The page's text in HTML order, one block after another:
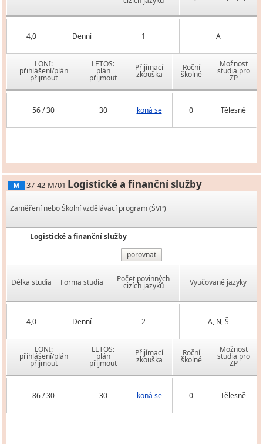
4,0 Denní 1 A
LONI:
přihlášení/plán
přijmout
LETOS:
plán
přijmout
Přijímací
zkouška
Roční
školné
Možnost
studia pro
ZP
56 / 30 30 koná se 0 Tělesně
M 37-42-M/01 Logistické a finanční služby
Zaměření nebo Školní vzdělávací program (ŠVP)
Logistické a finanční služby
porovnat
Délka studia Forma studia Počet povinných
cizích jazyků Vyučované jazyky
4,0 Denní 2 A, N, Š
LONI:
přihlášení/plán
přijmout
LETOS:
plán
přijmout
Přijímací
zkouška
Roční
školné
Možnost
studia pro
ZP
86 / 30 30 koná se 0 Tělesně